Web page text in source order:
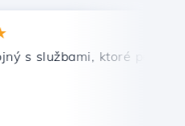
podpora.
službami, ktoré ponúka